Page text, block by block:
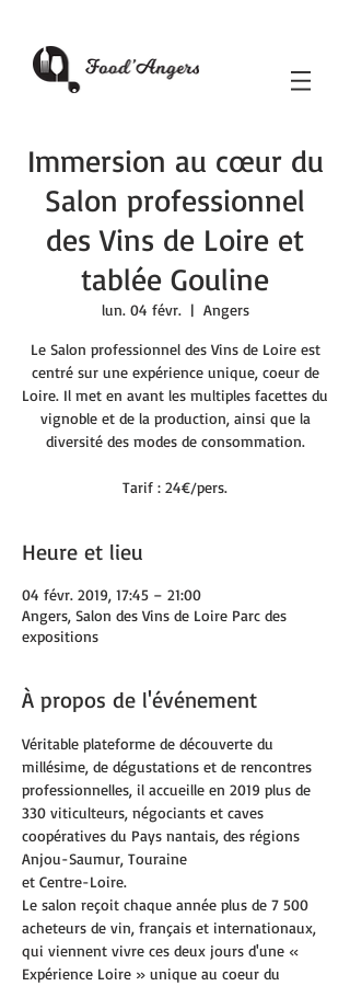
Immersion au cœur du
Salon professionnel
des Vins de Loire et
tablée Gouline
lun. 04 févr.
  |
Angers
Le Salon professionnel des Vins de Loire est
centré sur une expérience unique, coeur de
Loire. Il met en avant les multiples facettes du
vignoble et de la production, ainsi que la
diversité des modes de consommation.
Heure et lieu
04 févr. 2019, 17:45 – 21:00
Angers, Salon des Vins de Loire Parc des
expositions
À propos de l'événement
Véritable plateforme de découverte du
millésime, de dégustations et de rencontres
professionnelles, il accueille en 2019 plus de
330 viticulteurs, négociants et caves
coopératives du Pays nantais, des régions
Le salon reçoit chaque année plus de 7 500
acheteurs de vin, français et internationaux,
qui viennent vivre ces deux jours d'une «
Expérience Loire » unique au coeur du